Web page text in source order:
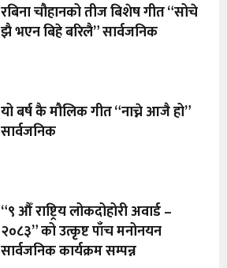
रबिना चौहानको तीज बिशेष गीत “सोचे
झै भएन बिहे बरिलै” सार्वजनिक
यो बर्ष कै मौलिक गीत “नाच्ने आजै हो”
सार्वजनिक
“९ औँ राष्ट्रिय लोकदोहोरी अवार्ड –
२०८३” को उत्कृष्ट पाँच मनोनयन
सार्वजनिक कार्यक्रम सम्पन्न